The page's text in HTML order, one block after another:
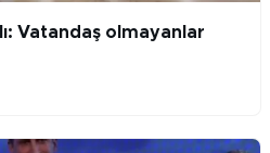
Vatandaş olmayanlar